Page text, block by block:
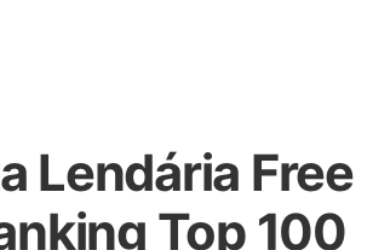
Lendária Free
Top 100